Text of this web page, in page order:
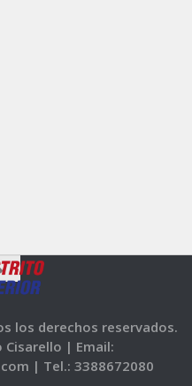
los derechos reservados.
Cisarello | Email:
| Tel.: 3388672080